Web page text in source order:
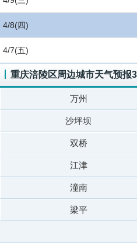
4/8(四)
4/7(五)
重庆涪陵区周边城市天气预报
万州
沙坪坝
双桥
江津
潼南
梁平